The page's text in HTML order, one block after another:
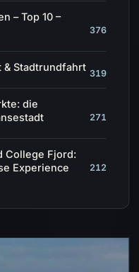
– Top 10 –
376
& Stadtrundfahrt
319
die
271
College Fjord:
Experience
212